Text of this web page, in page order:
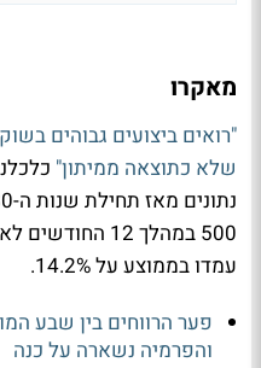
מאקרו
"רואים ביצועים גבוהים
שלא כתוצאה ממיתון"
500 במהלך 12
עמדו בממוצע על 14.2%.
פער הרווחים בין שבע
והפרמיה נשארה על כנה